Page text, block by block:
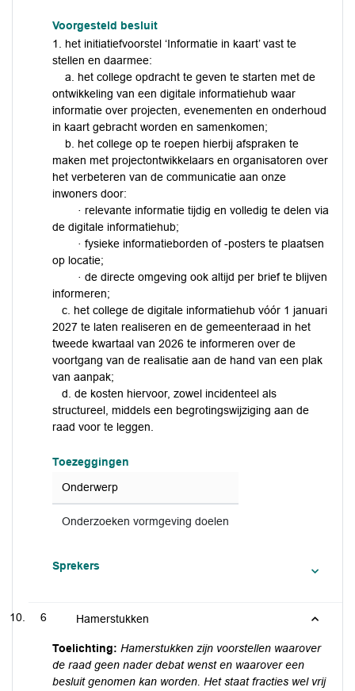
Voorgesteld besluit
1. het initiatiefvoorstel ‘Informatie in kaart’ vast te
stellen en daarmee:
a. het college opdracht te geven te starten met de
ontwikkeling van een digitale informatiehub waar
informatie over projecten, evenementen en onderhoud
in kaart gebracht worden en samenkomen;
b. het college op te roepen hierbij afspraken te
maken met projectontwikkelaars en organisatoren over
het verbeteren van de communicatie aan onze
inwoners door:
· relevante informatie tijdig en volledig te delen via
de digitale informatiehub;
· fysieke informatieborden of -posters te plaatsen
op locatie;
· de directe omgeving ook altijd per brief te blijven
informeren;
c. het college de digitale informatiehub vóór 1 januari
2027 te laten realiseren en de gemeenteraad in het
tweede kwartaal van 2026 te informeren over de
voortgang van de realisatie aan de hand van een plak
van aanpak;
d. de kosten hiervoor, zowel incidenteel als
structureel, middels een begrotingswijziging aan de
raad voor te leggen.
Toezeggingen
Onderwerp
Onderzoeken vormgeving doelen
Sprekers
6 Hamerstukken
Toelichting: Hamerstukken zijn voorstellen waarover
de raad geen nader debat wenst en waarover een
besluit genomen kan worden. Het staat fracties wel vrij